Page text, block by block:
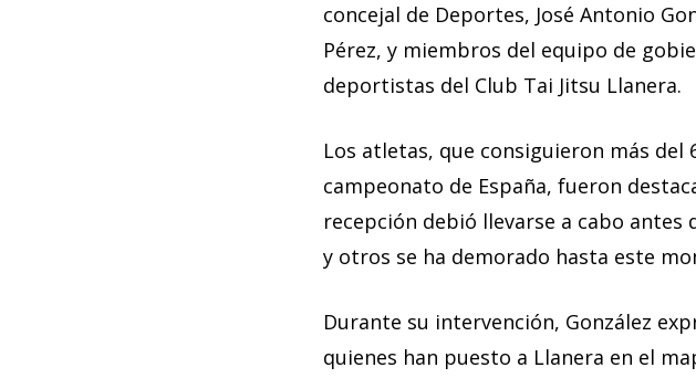
concejal de Deportes, José Antonio
Pérez, y miembros del equipo de
deportistas del Club Tai Jitsu Llanera.
Los atletas, que consiguieron más del
campeonato de España, fueron
recepción debió llevarse a cabo
y otros se ha demorado hasta este
Durante su intervención, González
quienes han puesto a Llanera en el